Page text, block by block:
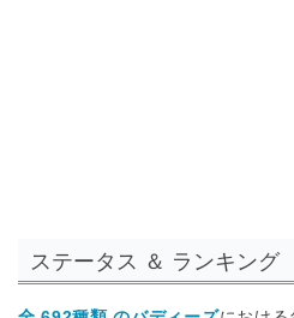
ステータス ＆ ランキング